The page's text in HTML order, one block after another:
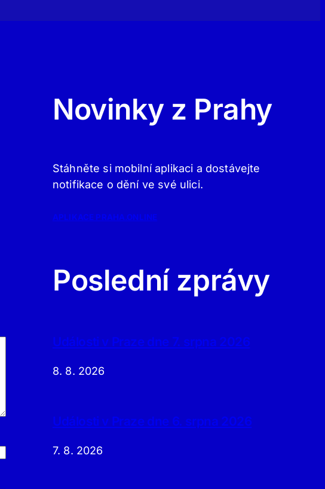
Novinky z Prahy
Stáhněte si mobilní aplikaci a dostávejte
notifikace o dění ve své ulici.
APLIKACE PRAHA.ONLINE
Poslední zprávy
Události v Praze dne 7. srpna 2026
8. 8. 2026
Události v Praze dne 6. srpna 2026
7. 8. 2026